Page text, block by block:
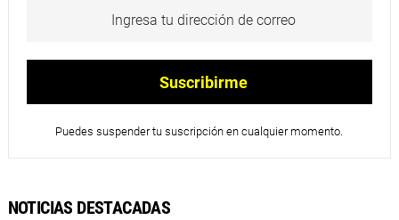
Puedes suspender tu suscripción en cualquier momento.
NOTICIAS DESTACADAS